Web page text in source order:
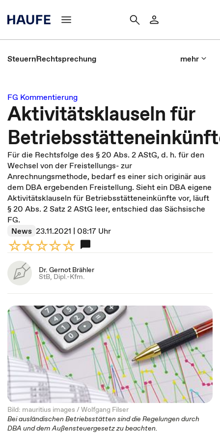
SteuernRechtsprechung mehr
FG Kommentierung
Aktivitätsklauseln für
Für die Rechtsfolge des § 20 Abs. 2 AStG, d. h. für den
Wechsel von der Freistellungs- zur
Anrechnungsmethode, bedarf es einer sich originär aus
dem DBA ergebenden Freistellung. Sieht ein DBA eigene
Aktivitätsklauseln für Betriebsstätteneinkünfte vor, läuft
§ 20 Abs. 2 Satz 2 AStG leer, entschied das Sächsische
FG.
News 23.11.2021 | 08:17 Uhr
Dr. Gernot Brähler
StB, Dipl.-Kfm.
Bild: mauritius images / Wolfgang Filser
Bei ausländischen Betriebsstätten sind die Regelungen durch
DBA und dem Außensteuergesetz zu beachten.